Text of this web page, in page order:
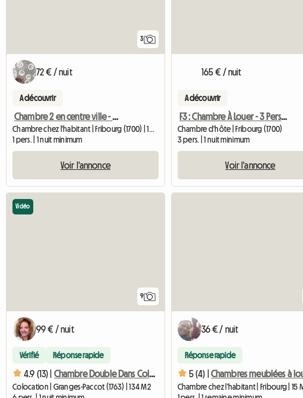
3
72 € / nuit
A découvrir
Chambre 2 en centre ville - proche université
1 pers. | 1 nuit minimum
Voir l'annonce
165 € / nuit
A découvrir
F3 : Chambre À Louer - 3 Personnes
Chambre d'hôte | Fribourg (1700)
3 pers. | 1 nuit minimum
Voir l'annonce
9
Vidéo
99 € / nuit
Vérifié Réponse rapide
4.9 (13) | Chambre Double Dans Colocation
Colocation | Granges-Paccot (1763) | 134 M2
36 € / nuit
Réponse rapide
5 (4) | Chambres meublées à
Chambre chez l'habitant | Fribourg | 15